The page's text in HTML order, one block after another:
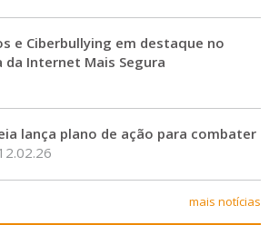
e Ciberbullying em destaque no
da Internet Mais Segura
lança plano de ação para combater
mais notícias